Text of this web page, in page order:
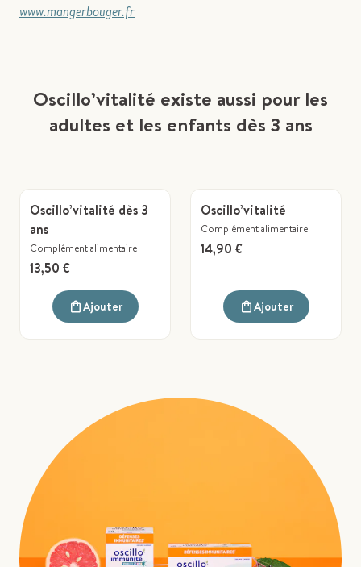
www.mangerbouger.fr
Oscillo’vitalité existe aussi pour les
adultes et les enfants dès 3 ans
Oscillo’vitalité dès 3
ans
Complément alimentaire
13,50 €
Ajouter
Oscillo’vitalité
Complément alimentaire
14,90 €
Ajouter